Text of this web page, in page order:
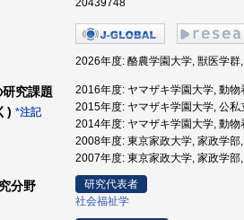
20439748
2026年度: 酪農学園大学, 獣医学群
究課題
) *注記
2016年度: ヤマザキ学園大学, 動物
2015年度: ヤマザキ学園大学, 公
2014年度: ヤマザキ学園大学, 動物
2008年度: 東京家政大学, 家政学部
2007年度: 東京家政大学, 家政学部
分野
研究代表者
社会福祉学